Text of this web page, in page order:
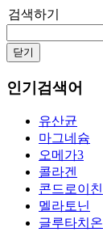
검색하기
닫기
인기검색어
유산균
마그네슘
오메가3
콜라겐
콘드로이친
멜라토닌
글루타치온